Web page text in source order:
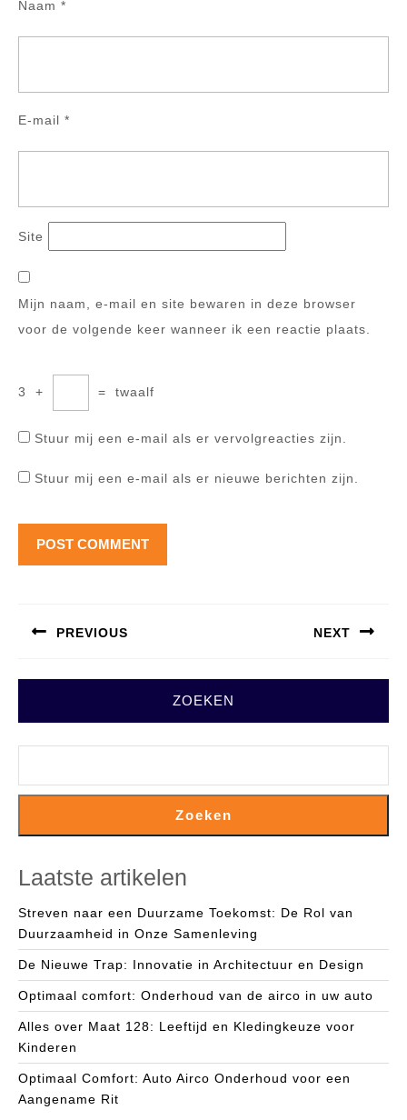
Naam *
E-mail *
Site
Mijn naam, e-mail en site bewaren in deze browser
voor de volgende keer wanneer ik een reactie plaats.
3 + = twaalf
Stuur mij een e-mail als er vervolgreacties zijn.
Stuur mij een e-mail als er nieuwe berichten zijn.
PREVIOUS
post:
NEXT
post:
ZOEKEN
Zoeken
Laatste artikelen
Streven naar een Duurzame Toekomst: De Rol van
Duurzaamheid in Onze Samenleving
De Nieuwe Trap: Innovatie in Architectuur en Design
Optimaal comfort: Onderhoud van de airco in uw auto
Alles over Maat 128: Leeftijd en Kledingkeuze voor
Kinderen
Optimaal Comfort: Auto Airco Onderhoud voor een
Aangename Rit